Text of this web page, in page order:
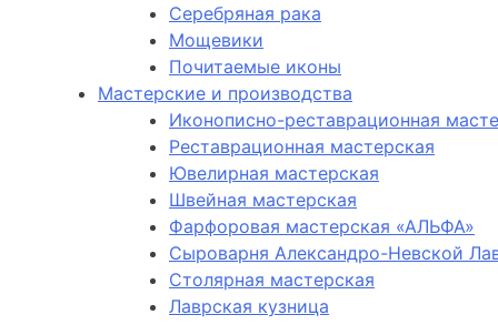
Серебряная рака
Мощевики
Почитаемые иконы
Мастерские и производства
Иконописно-реставрационная
Реставрационная мастерская
Ювелирная мастерская
Швейная мастерская
Фарфоровая мастерская «АЛЬФА»
Сыроварня Александро-Невской
Столярная мастерская
Лаврская кузница